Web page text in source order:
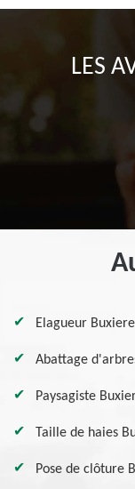
LES
Elagueur
Abattage
Paysagiste
Taille de haies
Pose de clôture